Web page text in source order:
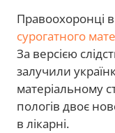
Правоохоронці
сурогатного
За версією
залучили
матеріальному
пологів двоє
в лікарні.